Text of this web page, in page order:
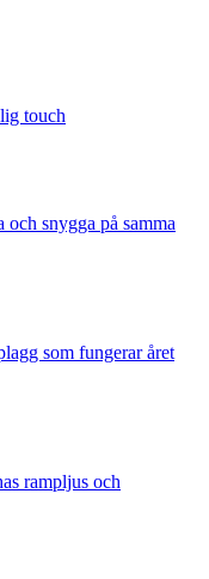
touch
snygga på samma
som fungerar året
rampljus och